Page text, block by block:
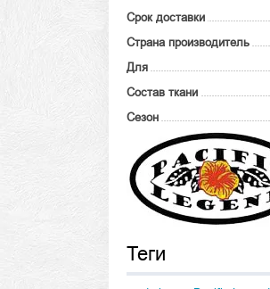
Срок доставки
Страна производитель
Для
Состав ткани
Сезон
Теги